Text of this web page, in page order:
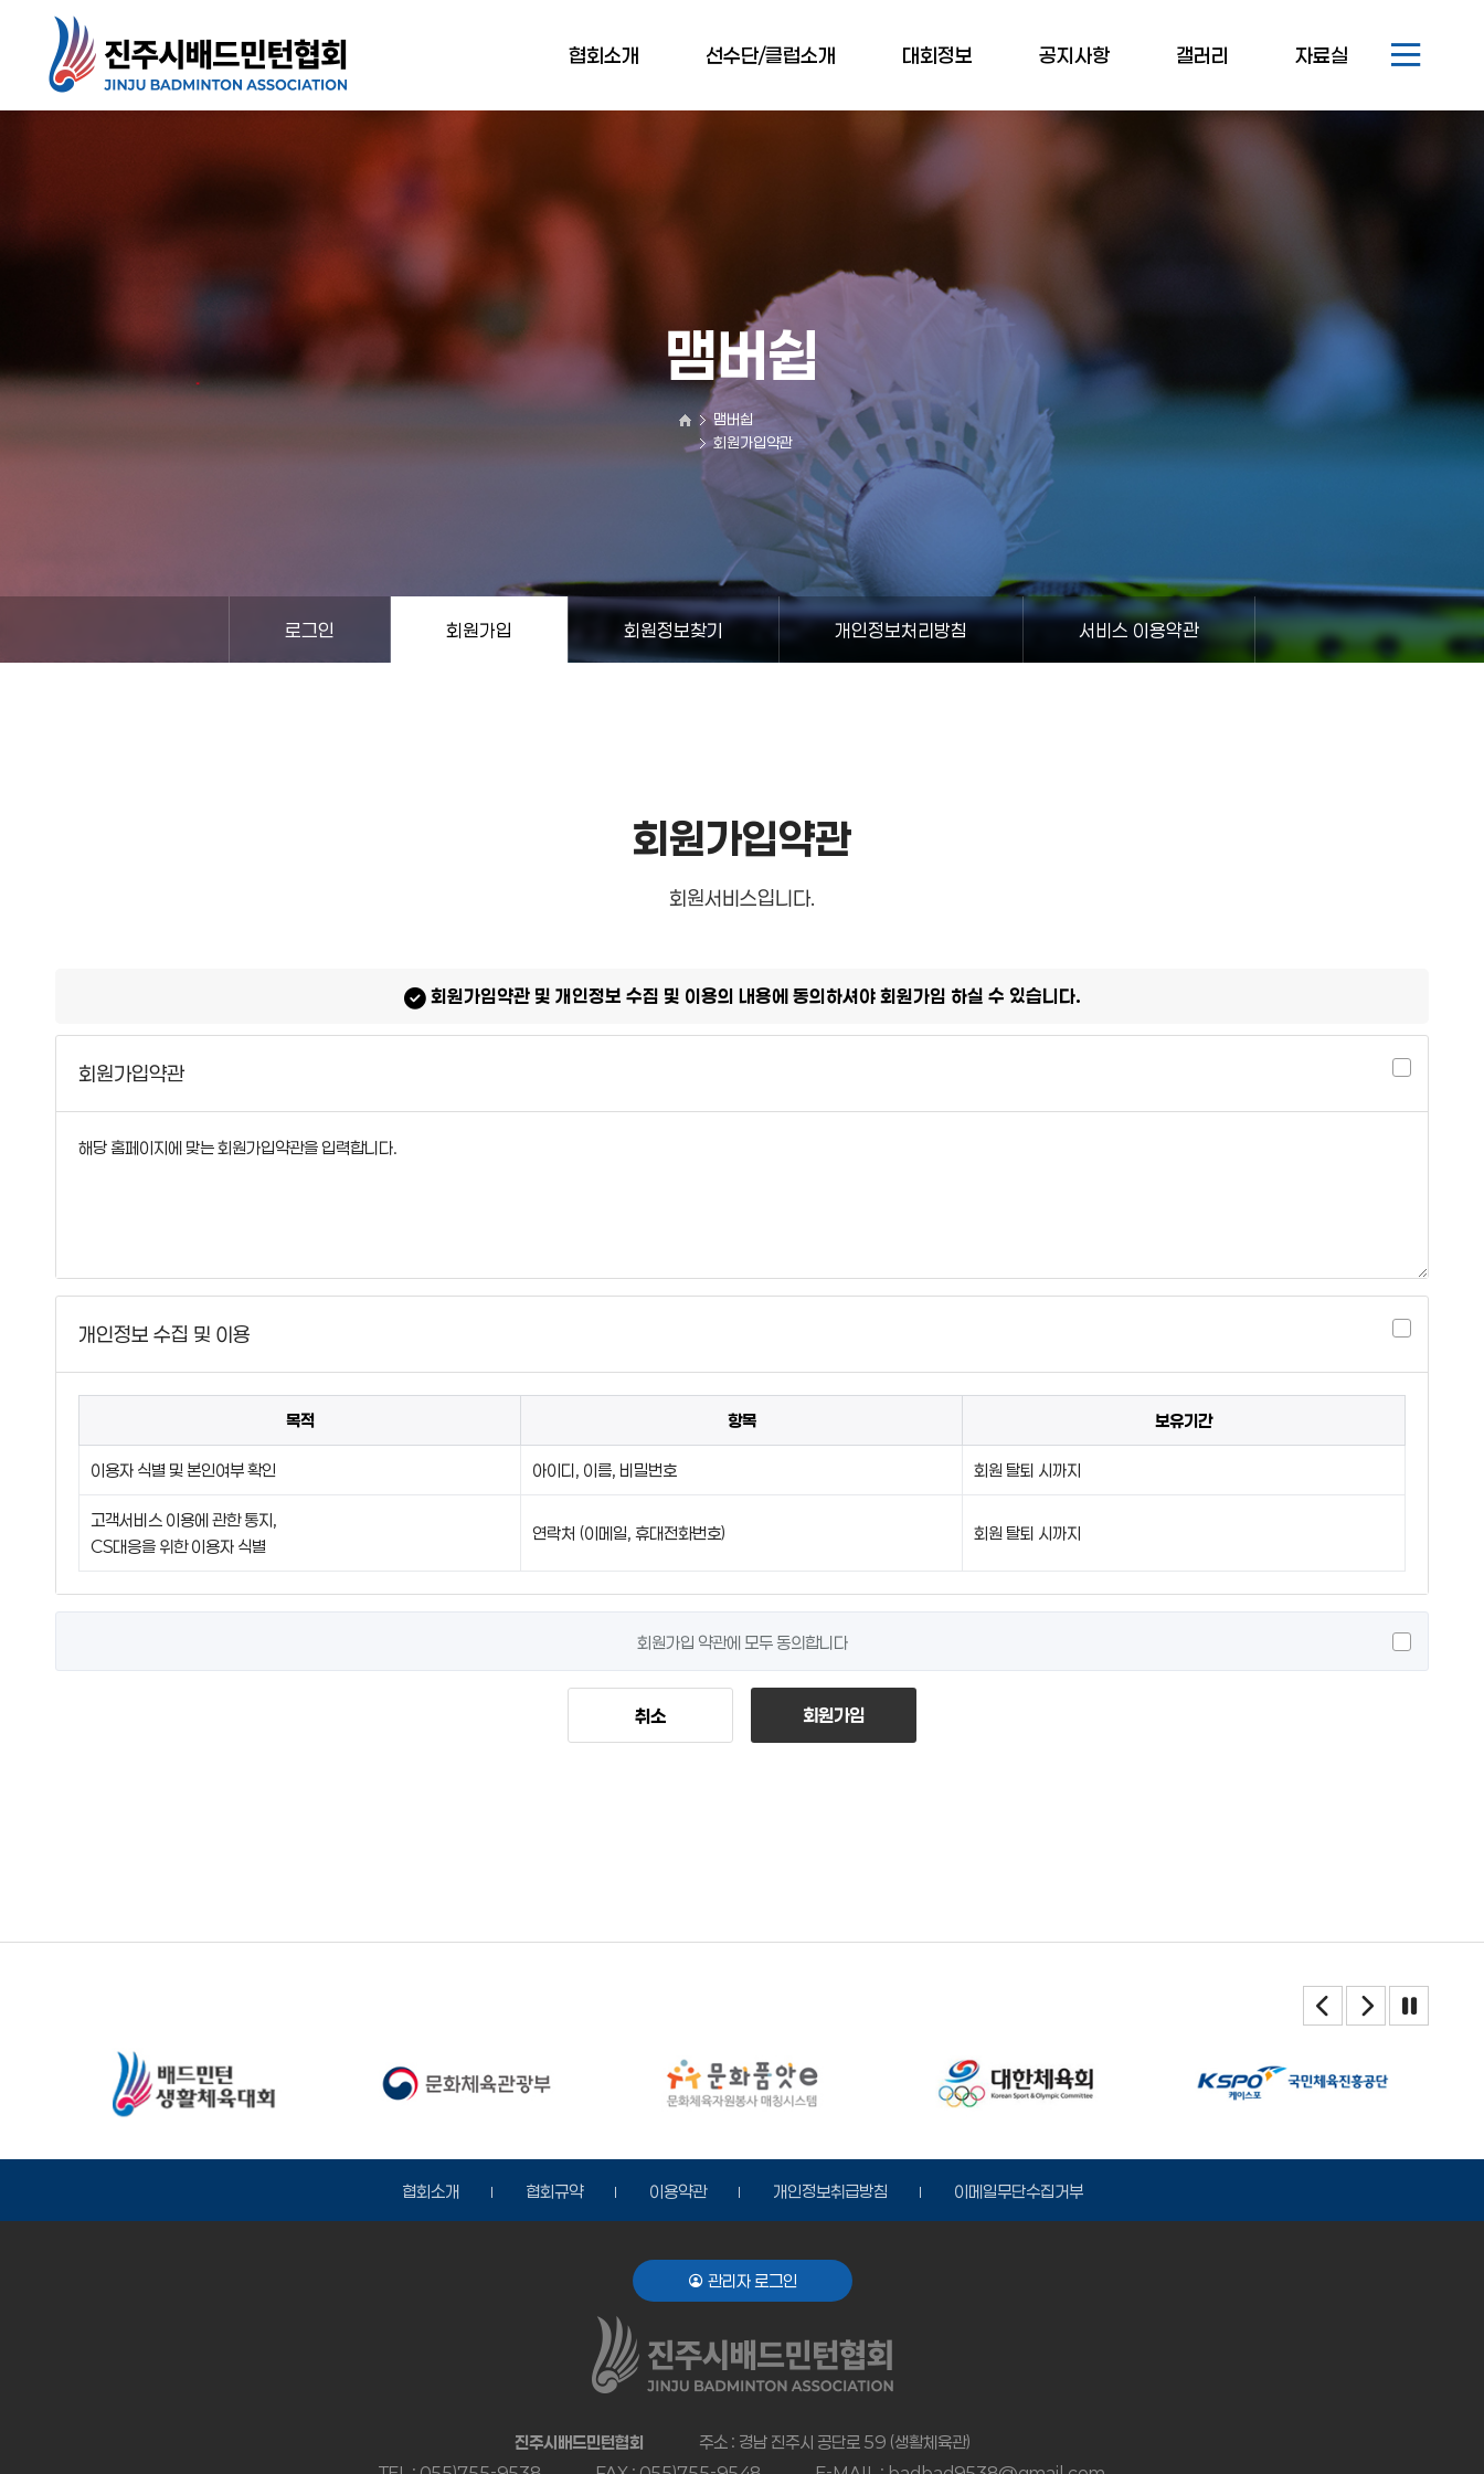
협회소개 선수단/클럽소개 대회정보
대회일정
대회공지사항
공지사항
보도자료
갤러리 자료실
로그인 회원가입 회원정보찾기 개인정보처리방침 서비스 이용약관
맴버쉽
회원가입약관
맴버쉽
회원가입약관
회원서비스입니다.
회원가입약관 및 개인정보 수집 및 이용의 내용에 동의하셔야 회원가입 하실 수 있습니다.
회원가입약관
개인정보 수집 및 이용
목적 항목 보유기간
이용자 식별 및 본인여부 확인 아이디, 이름, 비밀번호 회원 탈퇴 시까지
고객서비스 이용에 관한 통지,
CS대응을 위한 이용자 식별
연락처 (이메일, 휴대전화번호) 회원 탈퇴 시까지
회원가입 약관에 모두 동의합니다
취소 회원가입
협회소개 협회규약 이용약관 개인정보취급방침 이메일무단수집거부
관리자 로그인
진주시배드민턴협회
주소 : 경남 진주시 공단로 59 (생활체육관)